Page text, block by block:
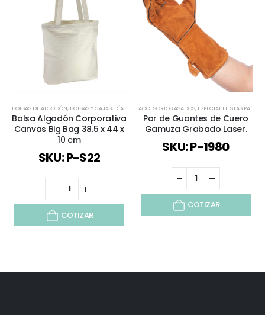
BOLSAS DE ALGODÓN, BOLSAS Y CAJAS, DÍA DE LA MADRE ,DÍA DEL TRABAJADOR, ESPECIAL
Bolsa Algodón Corporativa
Canvas Big Bag 38.5 x 44 x
10 cm
SKU: P-S22
COTIZAR
ACCESORIOS ASADOS, ESPECIAL FIESTAS PATRIAS
Par de Guantes de Cuero
Gamuza Grabado Laser.
SKU: P-1980
COTIZAR